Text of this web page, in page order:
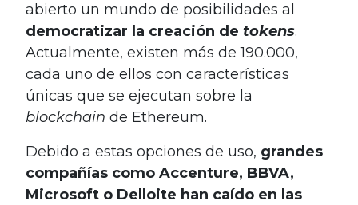
abierto un mundo de posibilidades al
democratizar la creación de tokens.
Actualmente, existen más de 190.000,
cada uno de ellos con características
únicas que se ejecutan sobre la
blockchain de Ethereum.
Debido a estas opciones de uso, grandes
compañías como Accenture, BBVA,
Microsoft o Delloite han caído en las